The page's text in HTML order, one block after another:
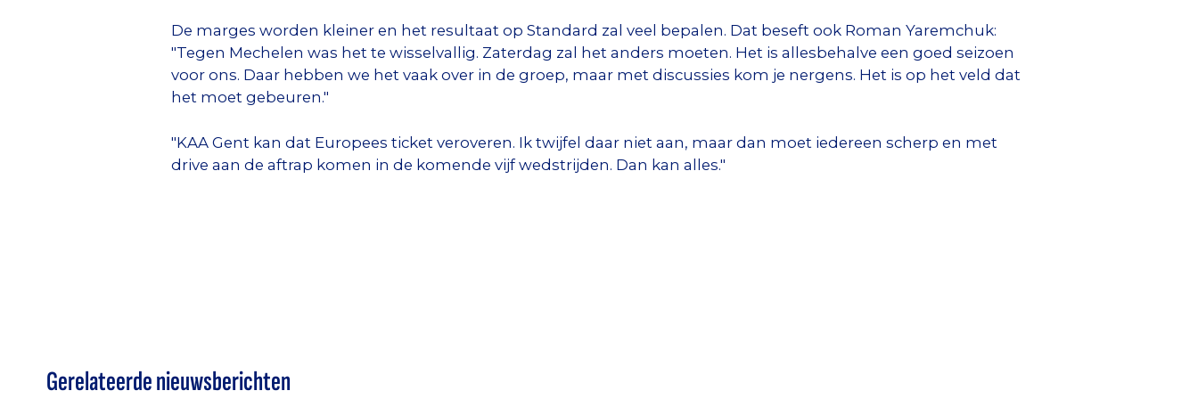
De marges worden kleiner en het resultaat op Standard zal veel bepalen. Dat beseft ook Roman Yaremchuk:
"Tegen Mechelen was het te wisselvallig. Zaterdag zal het anders moeten. Het is allesbehalve een goed seizoen
voor ons. Daar hebben we het vaak over in de groep, maar met discussies kom je nergens. Het is op het veld dat
het moet gebeuren."
"KAA Gent kan dat Europees ticket veroveren. Ik twijfel daar niet aan, maar dan moet iedereen scherp en met
drive aan de aftrap komen in de komende vijf wedstrijden. Dan kan alles."
Gerelateerde nieuwsberichten